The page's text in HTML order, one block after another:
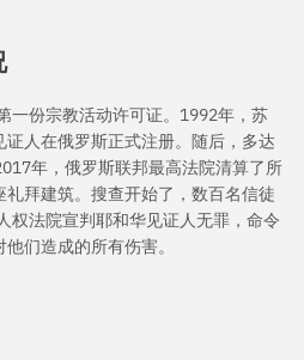
一份宗教活动许可证。1992年，苏
人在俄罗斯正式注册。随后，多达
年，俄罗斯联邦最高法院清算了所
拜建筑。搜查开始了，数百名信徒
权法院宣判耶和华见证人无罪，命令
们造成的所有伤害。